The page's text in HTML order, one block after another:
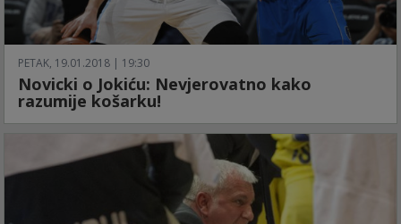
PETAK, 19.01.2018 | 19:30
Novicki o Jokiću: Nevjerovatno kako
razumije košarku!